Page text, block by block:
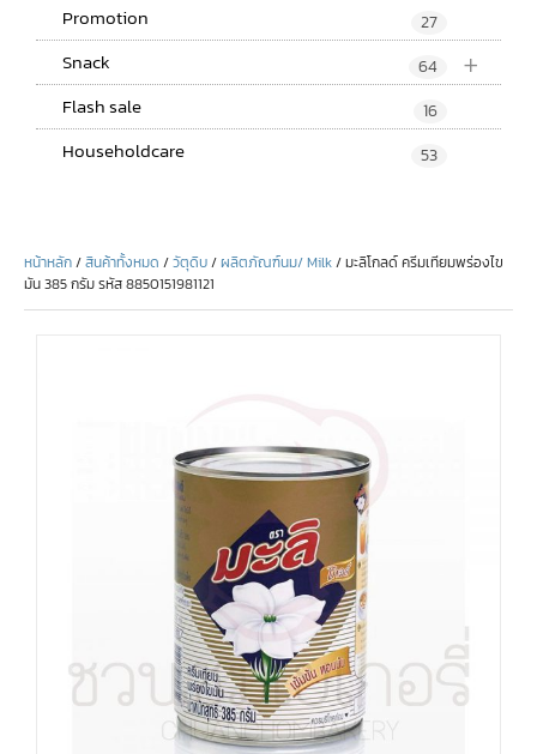
Promotion 27
+
Snack 64
Flash sale 16
Householdcare 53
หน้าหลัก/สินค้าทั้งหมด /วัตุดิบ/ผลิตภัณฑ์นม/ Milk/ มะลิโกลด์ ครีมเทียมพร่องไข
มัน 385 กรัม รหัส 8850151981121